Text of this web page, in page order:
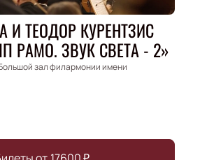
И ТЕОДОР КУРЕНТЗИС
РАМО. ЗВУК СВЕТА - 2»
зал филармонии имени